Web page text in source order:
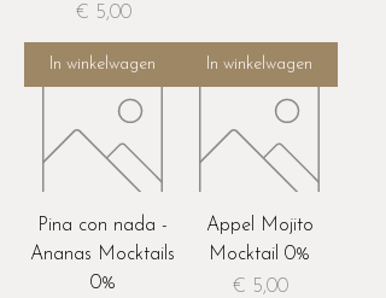
Prijs
€ 5,00
In winkelwagen In winkelwagen
Pina con nada -
Ananas Mocktails
0%
Appel Mojito
Mocktail 0%
Prijs
€ 5,00